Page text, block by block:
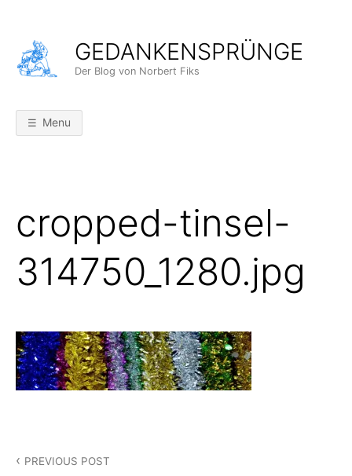
content
GEDANKENSPRÜNGE
Der Blog von Norbert Fiks
Menu
cropped-tinsel-
314750_1280.jpg
PREVIOUS POST